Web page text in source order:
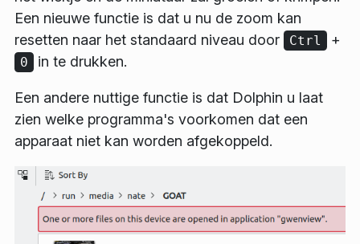
Een nieuwe functie is dat u nu de zoom kan
resetten naar het standaard niveau door
Ctrl +
0 in te drukken.
Een andere nuttige functie is dat Dolphin u laat
zien welke programma's voorkomen dat een
apparaat niet kan worden afgekoppeld.